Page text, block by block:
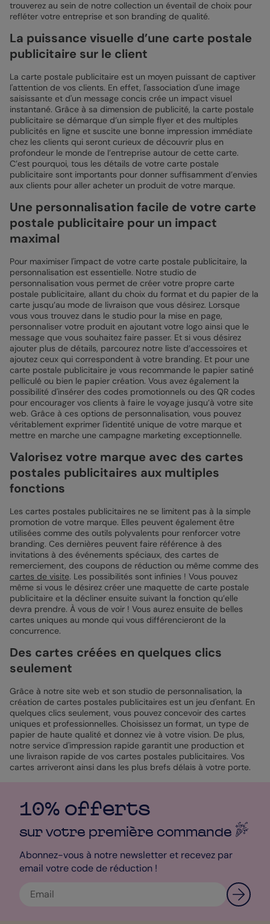
trouverez au sein de notre collection un éventail de choix pour
refléter votre entreprise et son branding de qualité.
La puissance visuelle d’une carte postale
publicitaire sur le client
La carte postale publicitaire est un moyen puissant de captiver
l'attention de vos clients. En effet, l'association d'une image
saisissante et d'un message concis crée un impact visuel
instantané. Grâce à sa dimension de publicité, la carte postale
publicitaire se démarque d’un simple flyer et des multiples
publicités en ligne et suscite une bonne impression immédiate
chez les clients qui seront curieux de découvrir plus en
profondeur le monde de l’entreprise autour de cette carte.
C’est pourquoi, tous les détails de votre carte postale
publicitaire sont importants pour donner suffisamment d’envies
aux clients pour aller acheter un produit de votre marque.
Une personnalisation facile de votre carte
postale publicitaire pour un impact
maximal
Pour maximiser l'impact de votre carte postale publicitaire, la
personnalisation est essentielle. Notre studio de
personnalisation vous permet de créer votre propre carte
postale publicitaire, allant du choix du format et du papier de la
carte jusqu’au mode de livraison que vous désirez. Lorsque
vous vous trouvez dans le studio pour la mise en page,
personnaliser votre produit en ajoutant votre logo ainsi que le
message que vous souhaitez faire passer. Et si vous désirez
ajouter plus de détails, parcourez notre liste d’accessoires et
ajoutez ceux qui correspondent à votre branding. Et pour une
carte postale publicitaire je vous recommande le papier satiné
pelliculé ou bien le papier création. Vous avez également la
possibilité d'insérer des codes promotionnels ou des QR codes
pour encourager vos clients à faire le voyage jusqu’à votre site
web. Grâce à ces options de personnalisation, vous pouvez
véritablement exprimer l'identité unique de votre marque et
mettre en marche une campagne marketing exceptionnelle.
Valorisez votre marque avec des cartes
postales publicitaires aux multiples
fonctions
Les cartes postales publicitaires ne se limitent pas à la simple
promotion de votre marque. Elles peuvent également être
utilisées comme des outils polyvalents pour renforcer votre
branding. Ces dernières peuvent faire référence à des
invitations à des événements spéciaux, des cartes de
remerciement, des coupons de réduction ou même comme des
cartes de visite. Les possibilités sont infinies ! Vous pouvez
même si vous le désirez créer une maquette de carte postale
publicitaire et la décliner ensuite suivant la fonction qu’elle
devra prendre. À vous de voir ! Vous aurez ensuite de belles
cartes uniques au monde qui vous différencieront de la
concurrence.
Des cartes créées en quelques clics
seulement
Grâce à notre site web et son studio de personnalisation, la
création de cartes postales publicitaires est un jeu d'enfant. En
quelques clics seulement, vous pouvez concevoir des cartes
uniques et professionnelles. Choisissez un format, un type de
papier de haute qualité et donnez vie à votre vision. De plus,
notre service d'impression rapide garantit une production et
une livraison rapide de vos cartes postales publicitaires. Vos
cartes arriveront ainsi dans les plus brefs délais à votre porte.
10% offerts
sur votre première commande
Abonnez-vous à notre newsletter et recevez par
email votre code de réduction !